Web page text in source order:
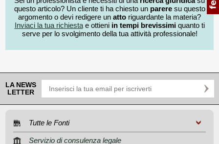
questo articolo? Un cliente ti ha chiesto un pareresu questo
argomento o devi redigere un atto riguardante la materia?
Inviaci la tua richiestae ottieni in tempi brevissimiquanto ti
serve per lo svolgimento della tua attività professionale!
LA NEWS
LETTER
Tutte le Fonti
Servizio di consulenza legale